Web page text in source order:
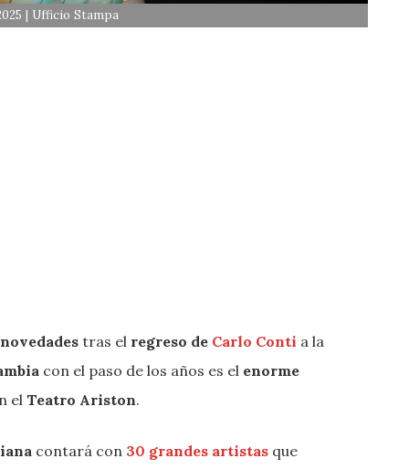
| Ufficio Stampa
tras el regreso de Carlo Conti a la
con el paso de los años es el enorme
el Teatro Ariston.
contará con 30 grandes artistas que